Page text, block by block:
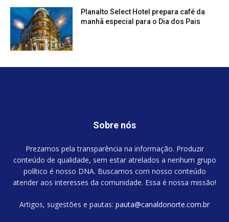
Planalto Select Hotel prepara café da
manhã especial para o Dia dos Pais
Sobre nós
Prezamos pela transparência na informação. Produzir
conteúdo de qualidade, sem estar atrelados a nenhum grupo
político é nosso DNA. Buscamos com nosso conteúdo
atender aos interesses da comunidade. Essa é nossa missão!
Artigos, sugestões e pautas: pauta@canaldonorte.com.br